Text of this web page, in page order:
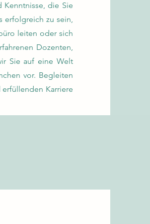
Kenntnisse, die Sie
erfolgreich zu sein,
leiten oder sich
Dozenten,
Sie auf eine Welt
vor. Begleiten
Karriere